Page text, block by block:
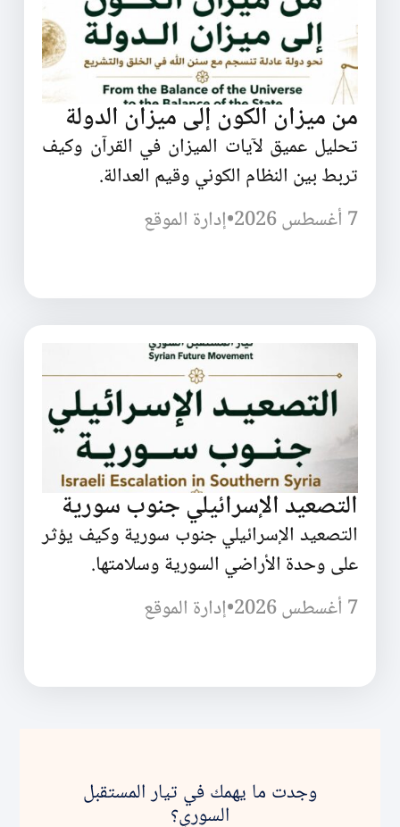
من ميزان الكون إلى ميزان الدولة
تحليل عميق لآيات الميزان في القرآن وكيف
تربط بين النظام الكوني وقيم العدالة.
7 أغسطس 2026
•إدارة الموقع
التصعيد الإسرائيلي جنوب سورية
التصعيد الإسرائيلي جنوب سورية وكيف يؤثر
على وحدة الأراضي السورية وسلامتها.
7 أغسطس 2026
•إدارة الموقع
وجدت ما يهمك في تيار المستقبل
السوري؟